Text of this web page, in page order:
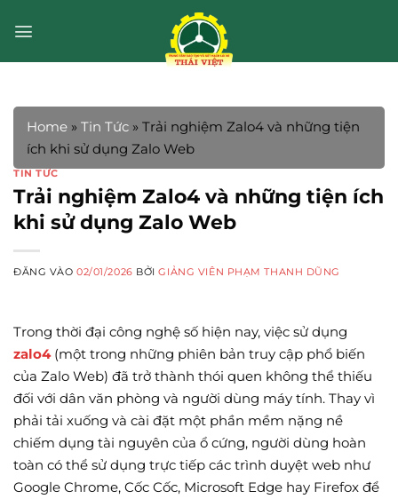
qua
Home » Tin Tức » Trải nghiệm Zalo4 và những tiện
ích khi sử dụng Zalo Web
TIN TỨC
Trải nghiệm Zalo4 và những tiện ích
khi sử dụng Zalo Web
ĐĂNG VÀO02/01/2026 BỞIGIẢNG VIÊN PHẠM THANH DŨNG
Trong thời đại công nghệ số hiện nay, việc sử dụng
zalo4 (một trong những phiên bản truy cập phổ biến
của Zalo Web) đã trở thành thói quen không thể thiếu
đối với dân văn phòng và người dùng máy tính. Thay vì
phải tải xuống và cài đặt một phần mềm nặng nề
chiếm dụng tài nguyên của ổ cứng, người dùng hoàn
toàn có thể sử dụng trực tiếp các trình duyệt web như
Google Chrome, Cốc Cốc, Microsoft Edge hay Firefox để